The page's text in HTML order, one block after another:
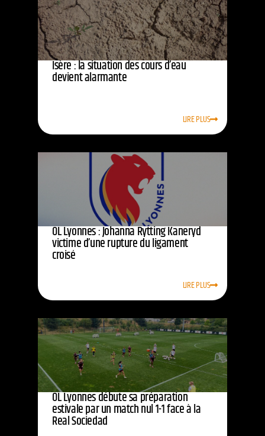
Isère : la situation des cours d’eau
devient alarmante
LIRE PLUS
OL Lyonnes : Johanna Rytting Kaneryd
victime d’une rupture du ligament
croisé
LIRE PLUS
OL Lyonnes débute sa préparation
estivale par un match nul 1-1 face à la
Real Sociedad